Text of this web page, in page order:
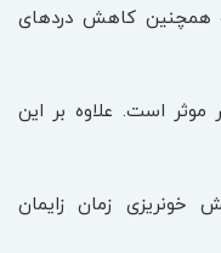
همچنین کاهش دردهای
است. علاوه بر این
زمان زایمان